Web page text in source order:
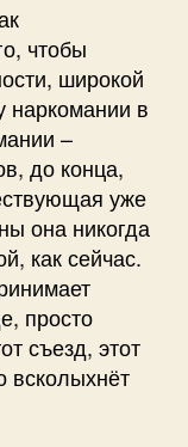
чтобы
широкой
наркомании в
–
до конца,
уже
она никогда
как сейчас.
просто
съезд, этот
всколыхнёт